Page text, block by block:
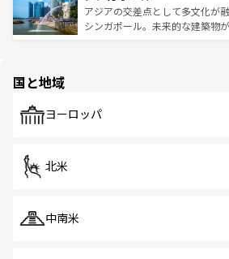
が待っている。親しみやすいタ
た文化、そして多様な観光資源
ており、効率よく見どころを回
うな絶景から文化的な体験まで
アジアの交差点として多文化が
シンガポール。未来的な建築物
で、ホーカーズは地元の風情を
国と地域
ヨーロッパ
北米
中南米